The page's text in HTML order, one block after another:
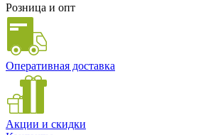
Розница и опт
Оперативная доставка
Акции и скидки